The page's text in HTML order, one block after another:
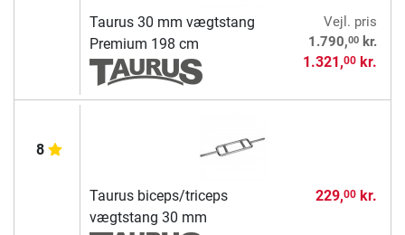
Taurus 30 mm vægtstang
Premium 198 cm
Vejl. pris
1.790,00kr.
1.321,00kr.
8
Taurus biceps/triceps
vægtstang 30 mm
229,00kr.